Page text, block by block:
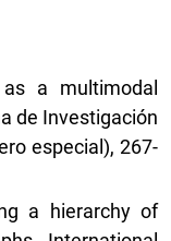
a multimodal
de Investigación
especial), 267-
a hierarchy of